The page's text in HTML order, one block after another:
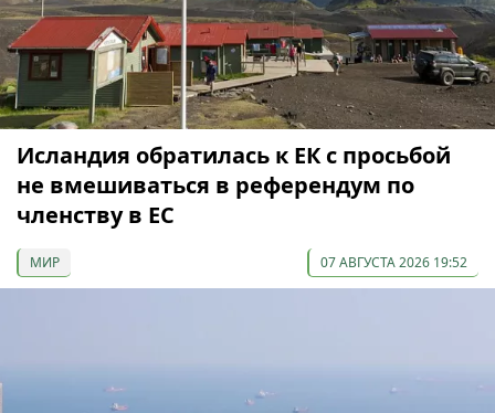
Исландия обратилась к ЕК с просьбой
не вмешиваться в референдум по
членству в ЕС
МИР 07 АВГУСТА 2026 19:52